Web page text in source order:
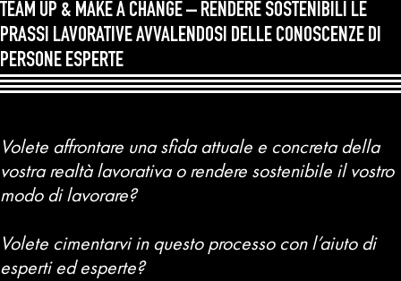
TEAM UP & MAKE A CHANGE – RENDERE SOSTENIBILI LE
PRASSI LAVORATIVE AVVALENDOSI DELLE CONOSCENZE DI
PERSONE ESPERTE
Volete affrontare una sfida attuale e concreta della
vostra realtà lavorativa o rendere sostenibile il vostro
modo di lavorare?
Volete cimentarvi in questo processo con l’aiuto di
esperti ed esperte?